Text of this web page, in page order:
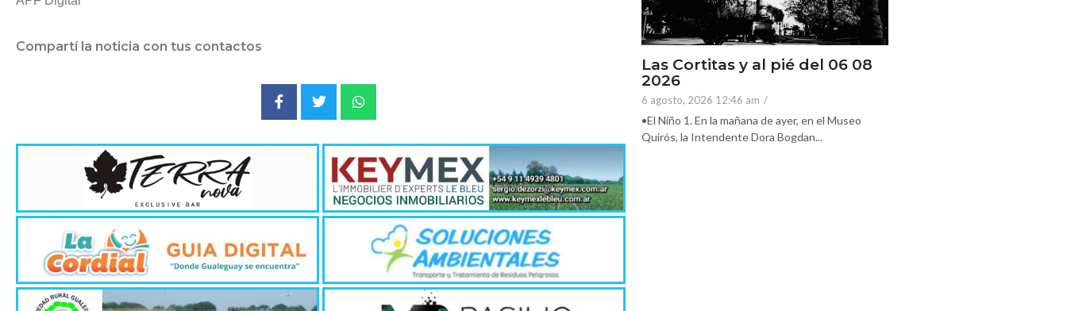
Compartí la noticia con tus contactos
Las Cortitas y al pié del 06 08
2026
6 agosto, 2026 12:46 am /
•El Niño 1. En la mañana de ayer, en el Museo
Quirós, la Intendente Dora Bogdan...